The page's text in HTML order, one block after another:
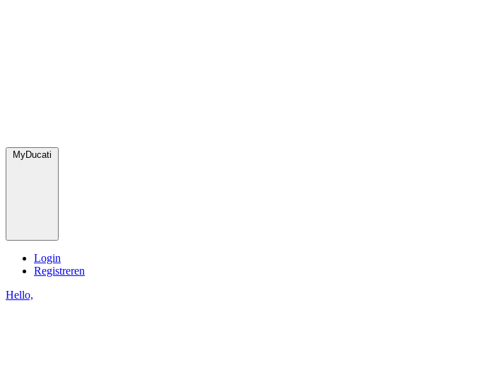
MyDucati
Login
Registreren
Hello,